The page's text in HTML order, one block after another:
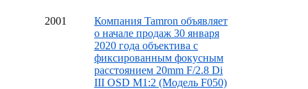
2001
Компания Tamron объявляет
о начале продаж 30 января
2020 года объектива с
фиксированным фокусным
расстоянием 20mm F/2.8 Di
III OSD M1:2 (Модель F050)